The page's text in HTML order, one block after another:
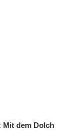
Mit dem Dolch